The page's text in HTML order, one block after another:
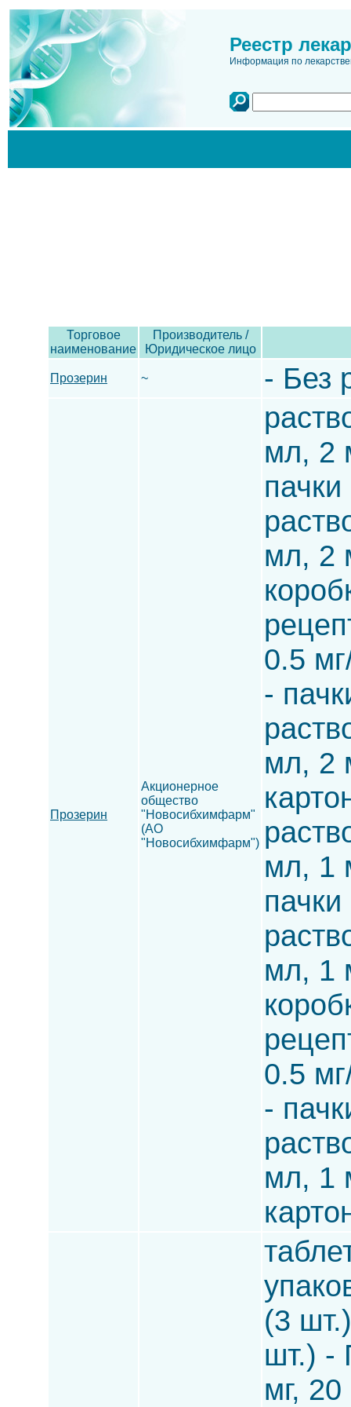
Реестр
Информация по
Торговое
наименование
Производитель /
Юридическое лицо
Прозерин ~ - Без
Прозерин
Акционерное
общество
"Новосибхимфарм"
(АО
"Новосибхимфарм")
мл, 2
мл, 2
0.5
-
мл, 2
мл, 1
мл, 1
0.5
-
мл, 1
(3
шт.) -
мг,